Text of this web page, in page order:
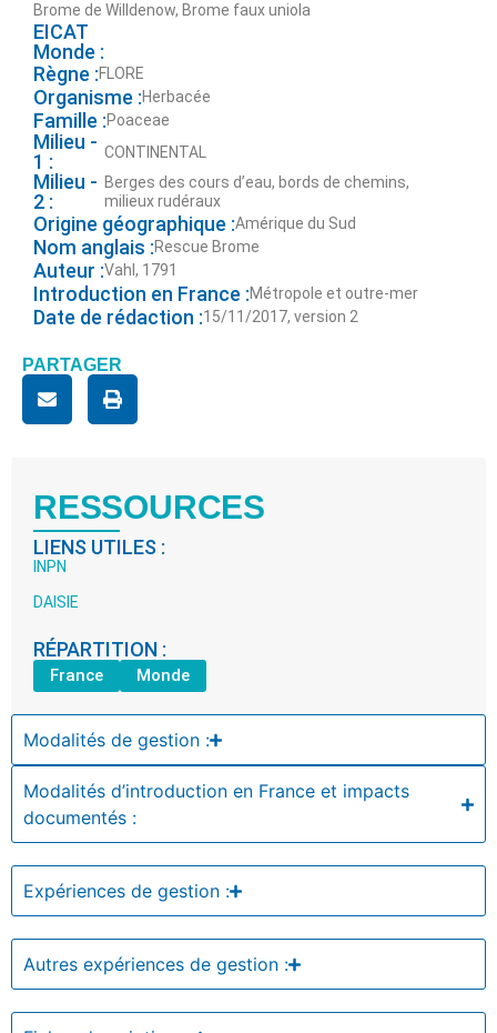
Brome de Willdenow, Brome faux uniola
EICAT
Monde :
Règne :FLORE
Organisme :Herbacée
Famille :Poaceae
Milieu -
1 :
CONTINENTAL
Milieu -
2 :
Berges des cours d’eau, bords de chemins,
milieux rudéraux
Origine géographique :Amérique du Sud
Nom anglais :Rescue Brome
Auteur :Vahl, 1791
Introduction en France :Métropole et outre-mer
Date de rédaction :15/11/2017, version 2
PARTAGER
RESSOURCES
LIENS UTILES :
INPN
DAISIE
RÉPARTITION :
France Monde
Modalités de gestion :
Modalités d’introduction en France et impacts
documentés :
Expériences de gestion :
Autres expériences de gestion :